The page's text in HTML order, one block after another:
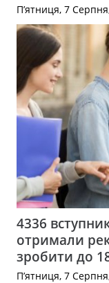
П’ятниця, 7
4336
отримали
зробити до
П’ятниця, 7